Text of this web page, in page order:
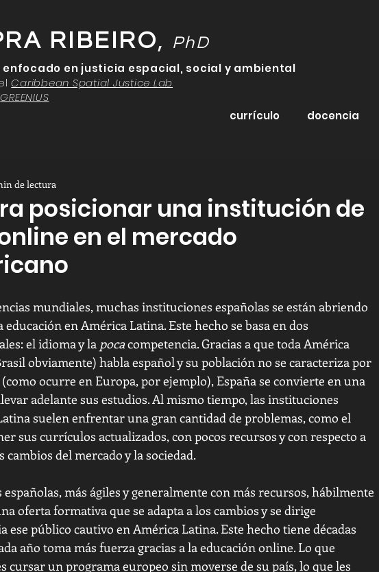
RIBEIRO, PhD
en justicia espacial, social y ambiental
Caribbean Spatial Justice Lab
GREENIUS
currículo
docencia
posicionar una institución de
en el mercado
de lectura
mundiales, muchas instituciones españolas se están abriendo
educación en América Latina. Este hecho se basa en dos
el idioma y la poca competencia. Gracias a que toda América
obviamente) habla español y su población no se caracteriza por
ocurre en Europa, por ejemplo), España se convierte en una
adelante sus estudios. Al mismo tiempo, las instituciones
suelen enfrentar una gran cantidad de problemas, como el
sus currículos actualizados, con pocos recursos y con respecto a
cambios del mercado y la sociedad.
más ágiles y generalmente con más recursos, hábilmente
oferta formativa que se adapta a los cambios y se dirige
ese público cautivo en América Latina. Este hecho tiene décadas
año toma más fuerza gracias a la educación online. Lo que
cursar un programa europeo sin moverse de su país, lo que les